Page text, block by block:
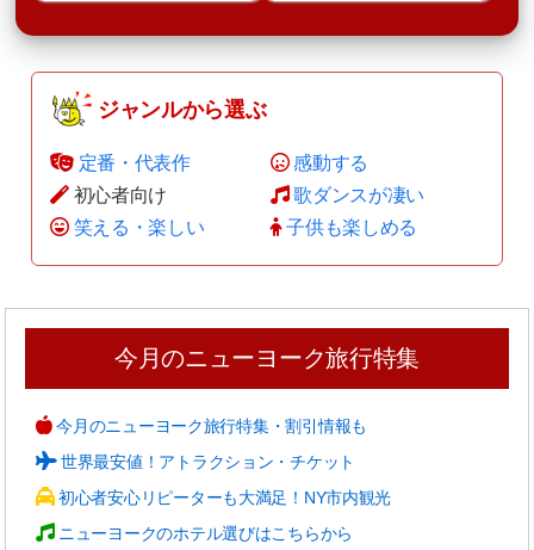
ジャンルから選ぶ
定番・代表作
初心者向け
笑える・楽しい
感動する
歌ダンスが凄い
子供も楽しめる
今月のニューヨーク旅行特集
今月のニューヨーク旅行特集・割引情報も
世界最安値！アトラクション・チケット
初心者安心リピーターも大満足！NY市内観光
ニューヨークのホテル選びはこちらから